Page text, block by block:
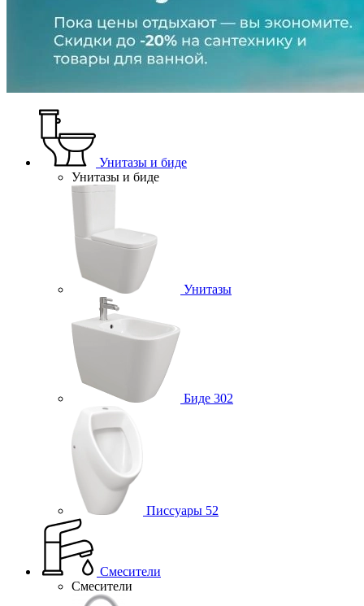
Унитазы и биде
Унитазы и биде
Унитазы
Биде 302
Писсуары 52
Смесители
Смесители